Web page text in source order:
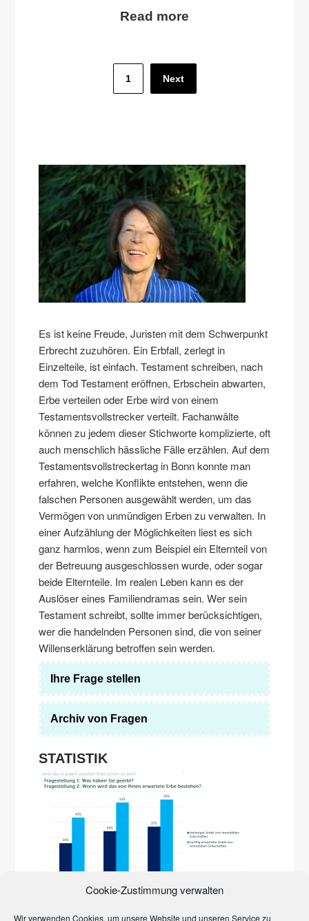
Cookie-Zustimmung verwalten
Wir verwenden Cookies, um unsere Website und unseren Service zu
Read more
Seitennummerierung
1 Next
Es ist keine Freude, Juristen mit dem Schwerpunkt
Erbrecht zuzuhören. Ein Erbfall, zerlegt in
Einzelteile, ist einfach. Testament schreiben, nach
dem Tod Testament eröffnen, Erbschein abwarten,
Erbe verteilen oder Erbe wird von einem
Testamentsvollstrecker verteilt. Fachanwälte
können zu jedem dieser Stichworte komplizierte, oft
auch menschlich hässliche Fälle erzählen. Auf dem
Testamentsvollstreckertag in Bonn konnte man
erfahren, welche Konflikte entstehen, wenn die
falschen Personen ausgewählt werden, um das
Vermögen von unmündigen Erben zu verwalten. In
einer Aufzählung der Möglichkeiten liest es sich
ganz harmlos, wenn zum Beispiel ein Elternteil von
der Betreuung ausgeschlossen wurde, oder sogar
beide Elternteile. Im realen Leben kann es der
Auslöser eines Familiendramas sein. Wer sein
Testament schreibt, sollte immer berücksichtigen,
wer die handelnden Personen sind, die von seiner
Willenserklärung betroffen sein werden.
Ihre Frage stellen
Archiv von Fragen
STATISTIK
inzwischen auf dem Land. Sie prägen zunehmend das
Privatbank und des Marktforschungsinstituts YouGov von